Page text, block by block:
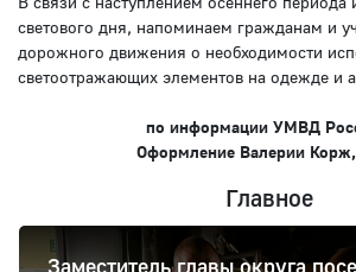
светового дня, напоминаем гражданам и
дорожного движения о необходимости
светоотражающих элементов на одежде и
по информации УМВД
Оформление Валерии
Главное
Заместитель главы округа